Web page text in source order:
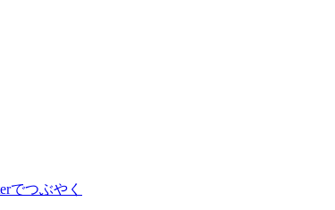
でつぶやく